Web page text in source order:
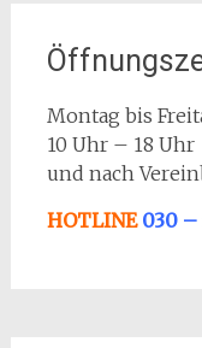
Montag bis
10 Uhr – 18 Uhr
und nach
HOTLINE 030 –